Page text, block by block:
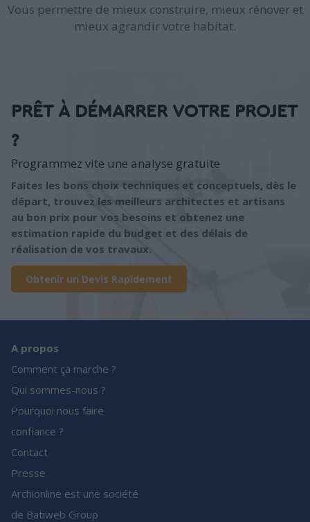
Vous permettre de mieux construire, mieux rénover et
mieux agrandir votre habitat.
PRÊT À DÉMARRER VOTRE PROJET
?
Programmez vite une analyse gratuite
Faites les bons choix techniques et conceptuels, dès le
départ, trouvez les meilleurs architectes et artisans
au bon prix pour vos besoins et obtenez une
estimation rapide du budget et des délais de
réalisation de vos travaux.
Obtenir un Devis Rapidement
A propos
Comment ça marche ?
Qui sommes-nous ?
Pourquoi nous faire
confiance ?
Contact
Presse
Archionline est une société
de Batiweb Group